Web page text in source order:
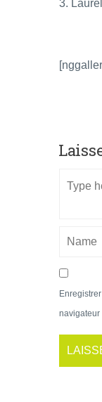
3.
navigateur